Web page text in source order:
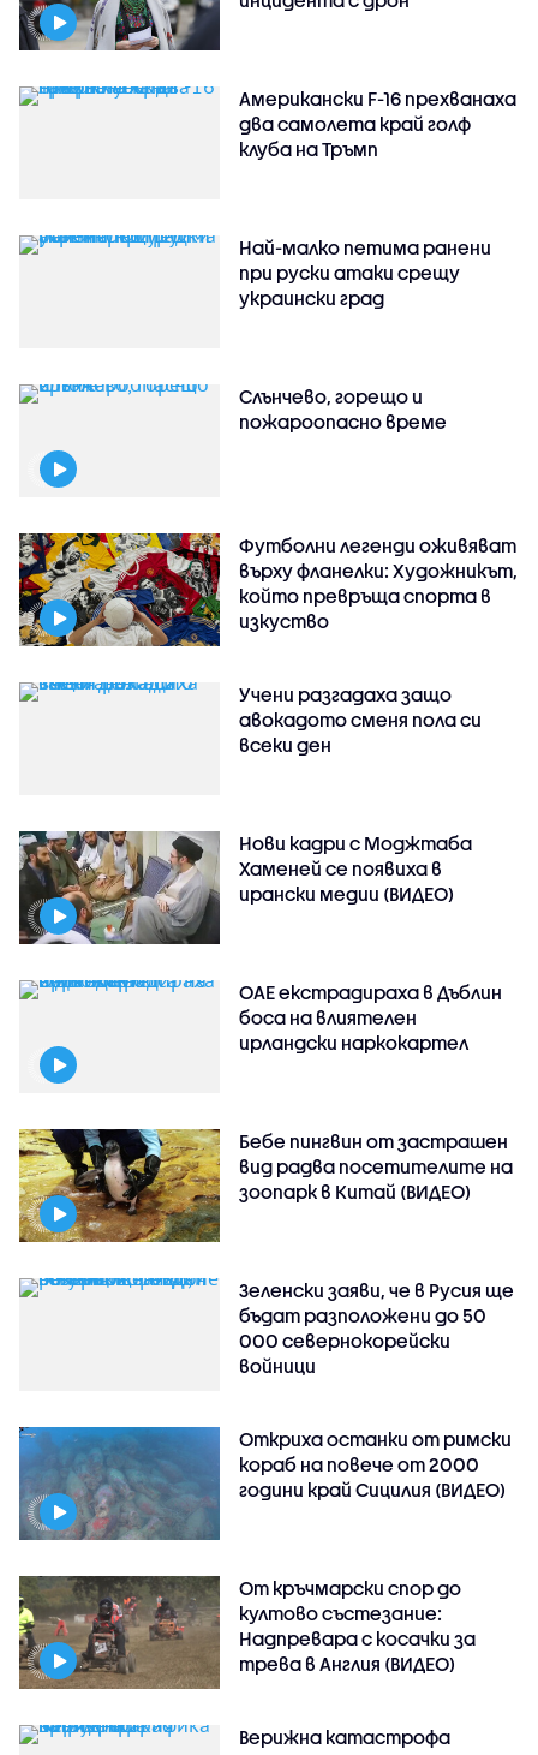
Американски F-16 прехванаха
два самолета край голф
клуба на Тръмп
Най-малко петима ранени
при руски атаки срещу
украински град
Слънчево, горещо и
пожароопасно време
Футболни легенди оживяват
върху фланелки: Художникът,
който превръща спорта в
изкуство
Учени разгадаха защо
авокадото сменя пола си
всеки ден
Нови кадри с Моджтаба
Хаменей се появиха в
ирански медии (ВИДЕО)
ОАЕ екстрадираха в Дъблин
боса на влиятелен
ирландски наркокартел
Бебе пингвин от застрашен
вид радва посетителите на
зоопарк в Китай (ВИДЕО)
Зеленски заяви, че в Русия ще
бъдат разположени до 50
000 севернокорейски
войници
Откриха останки от римски
кораб на повече от 2000
години край Сицилия (ВИДЕО)
От кръчмарски спор до
култово състезание:
Надпревара с косачки за
трева в Англия (ВИДЕО)
Верижна катастрофа